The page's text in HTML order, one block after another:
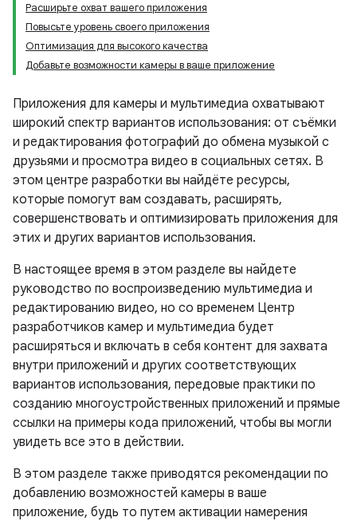
Расширьте охват вашего приложения
Повысьте уровень своего приложения
Оптимизация для высокого качества
Добавьте возможности камеры в ваше приложение
Приложения для камеры и мультимедиа охватывают
широкий спектр вариантов использования: от съёмки
и редактирования фотографий до обмена музыкой с
друзьями и просмотра видео в социальных сетях. В
этом центре разработки вы найдёте ресурсы,
которые помогут вам создавать, расширять,
совершенствовать и оптимизировать приложения для
этих и других вариантов использования.
В настоящее время в этом разделе вы найдете
руководство по воспроизведению мультимедиа и
редактированию видео, но со временем Центр
разработчиков камер и мультимедиа будет
расширяться и включать в себя контент для захвата
внутри приложений и других соответствующих
вариантов использования, передовые практики по
созданию многоустройственных приложений и прямые
ссылки на примеры кода приложений, чтобы вы могли
увидеть все это в действии.
В этом разделе также приводятся рекомендации по
добавлению возможностей камеры в ваше
приложение, будь то путем активации намерения